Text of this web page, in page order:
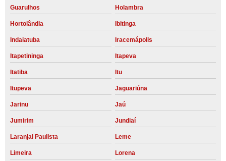
Guarulhos Holambra
Hortolândia Ibitinga
Indaiatuba Iracemápolis
Itapetininga Itapeva
Itatiba Itu
Itupeva Jaguariúna
Jarinu Jaú
Jumirim Jundiaí
Laranjal Paulista Leme
Limeira Lorena